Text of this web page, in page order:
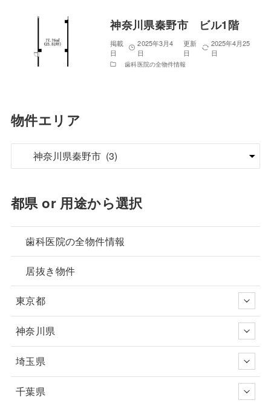
神奈川県秦野市 ビル1階
2025年3月4
日
2025年4月25
日
歯科医院の全物件情報
物件エリア
都県 or 用途から選択
歯科医院の全物件情報
居抜き物件
東京都
神奈川県
埼玉県
千葉県